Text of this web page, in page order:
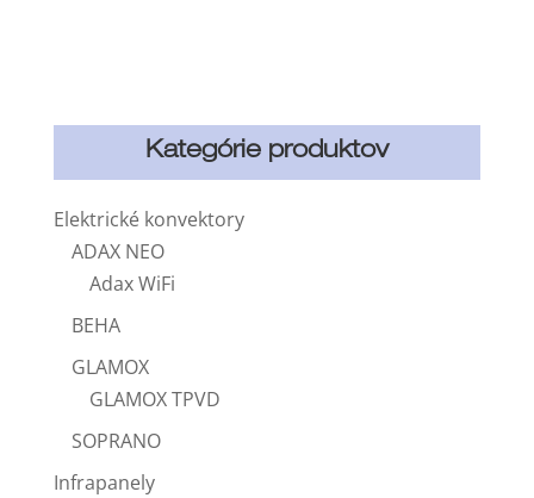
Kategórie produktov
Elektrické konvektory
ADAX NEO
Adax WiFi
BEHA
GLAMOX
GLAMOX TPVD
SOPRANO
Infrapanely